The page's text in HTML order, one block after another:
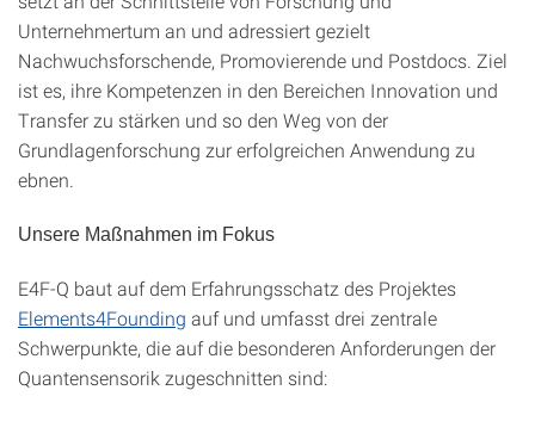
Unternehmertum an und adressiert gezielt
Nachwuchsforschende, Promovierende und Postdocs. Ziel
ist es, ihre Kompetenzen in den Bereichen Innovation und
Transfer zu stärken und so den Weg von der
Grundlagenforschung zur erfolgreichen Anwendung zu
ebnen.
Unsere Maßnahmen im Fokus
E4F-Q baut auf dem Erfahrungsschatz des Projektes
Elements4Founding auf und umfasst drei zentrale
Schwerpunkte, die auf die besonderen Anforderungen der
Quantensensorik zugeschnitten sind: